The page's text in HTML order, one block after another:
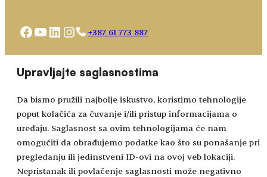
Upravljajte saglasnostima
Da bismo pružili najbolje iskustvo, koristimo tehnologije
poput kolačića za čuvanje i/ili pristup informacijama o
uređaju. Saglasnost sa ovim tehnologijama će nam
omogućiti da obrađujemo podatke kao što su ponašanje pri
pregledanju ili jedinstveni ID-ovi na ovoj veb lokaciji.
Nepristanak ili povlačenje saglasnosti može negativno
Facebook
YouTube
LinkedIn
Instagram
+387 61 773 887
academy@bhidapa.ba
Choose
language